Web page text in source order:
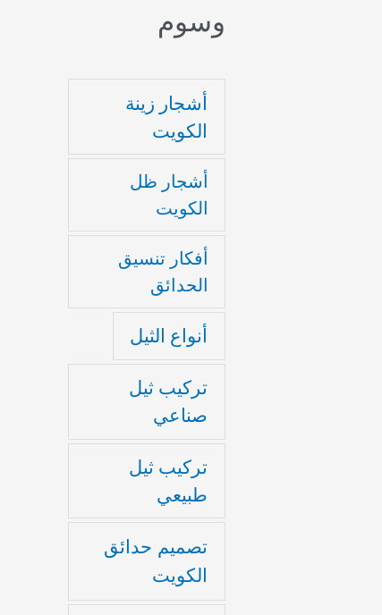
وسوم
أشجار زينة
الكويت
أشجار ظل
الكويت
أفكار تنسيق
الحدائق
أنواع الثيل
تركيب ثيل
صناعي
تركيب ثيل
طبيعي
تصميم حدائق
الكويت